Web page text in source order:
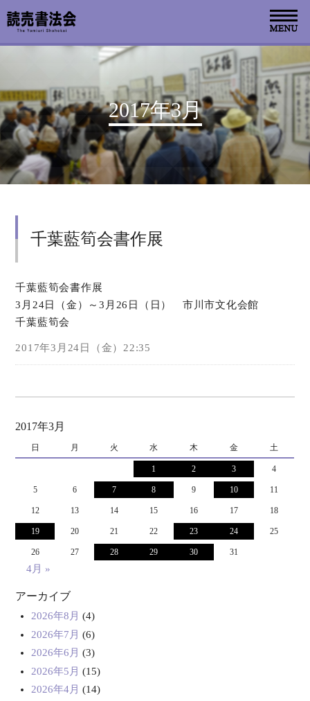
2017年3月
千葉藍筍会書作展
千葉藍筍会書作展
3月24日（金）～3月26日（日） 市川市文化会館
千葉藍筍会
2017年3月24日（金）22:35
2017年3月
日 月 火 水 木 金 土
1 2 3 4
5 6 7 8 9 10 11
12 13 14 15 16 17 18
19 20 21 22 23 24 25
26 27 28 29 30 31
4月 »
アーカイブ
2026年8月 (4)
2026年7月 (6)
2026年6月 (3)
2026年5月 (15)
2026年4月 (14)
お知らせ
読売書法会について
読売書法展
関連書道展
デジタルアーカイブ
オンラインショップ